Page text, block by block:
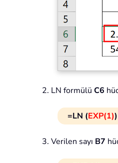
LN formülü C6
=LN (EXP(1))
Verilen sayı B7